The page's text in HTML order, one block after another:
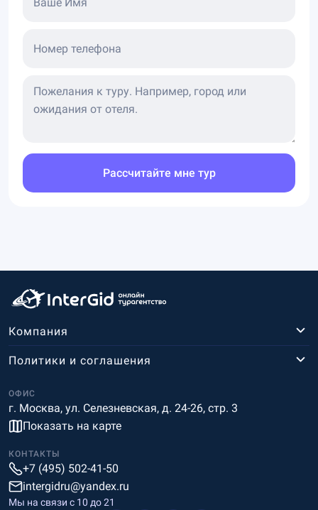
Номер телефона
Рассчитайте мне тур
Компания
ОФИС
г. Москва, ул. Селезневская, д. 24-26, стр. 3
Показать на карте
Политики и соглашения
КОНТАКТЫ
+7 (495) 502-41-50
intergidru@yandex.ru
Мы на связи c 10 до 21